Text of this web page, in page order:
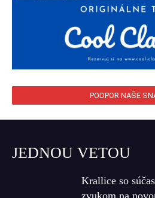
PODPOR NAŠE
JEDNOU VETOU
Krallice so
zvukom na